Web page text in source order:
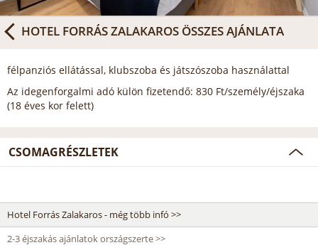
HOTEL FORRÁS ZALAKAROS ÖSSZES AJÁNLATA
félpanziós ellátással, klubszoba és játszószoba használattal
Az idegenforgalmi adó külön fizetendő: 830 Ft/személy/éjszaka
(18 éves kor felett)
CSOMAGRÉSZLETEK
Hotel Forrás Zalakaros - még több infó >>
2-3 éjszakás ajánlatok országszerte >>